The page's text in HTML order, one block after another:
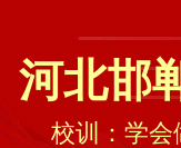
河北邯
校训：学会